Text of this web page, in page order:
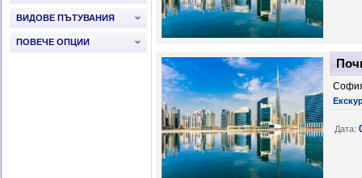
ВИДОВЕ ПЪТУВАНИЯ
ПОВЕЧЕ ОПЦИИ
Дата: